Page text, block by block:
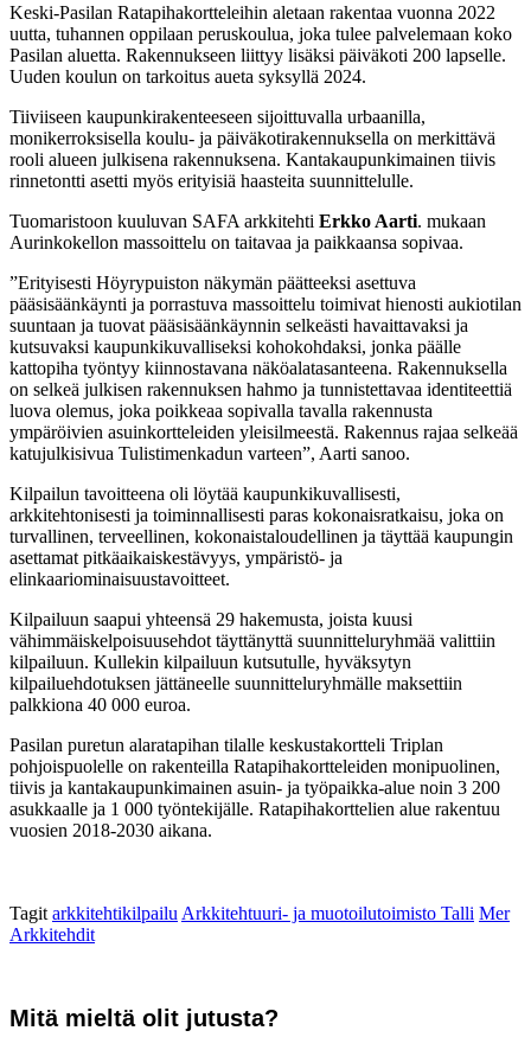
Keski-Pasilan Ratapihakortteleihin aletaan rakentaa vuonna 2022
uutta, tuhannen oppilaan peruskoulua, joka tulee palvelemaan koko
Pasilan aluetta. Rakennukseen liittyy lisäksi päiväkoti 200 lapselle.
Uuden koulun on tarkoitus aueta syksyllä 2024.
Tiiviiseen kaupunkirakenteeseen sijoittuvalla urbaanilla,
monikerroksisella koulu- ja päiväkotirakennuksella on merkittävä
rooli alueen julkisena rakennuksena. Kantakaupunkimainen tiivis
rinnetontti asetti myös erityisiä haasteita suunnittelulle.
Tuomaristoon kuuluvan SAFA arkkitehti Erkko Aarti. mukaan
Aurinkokellon massoittelu on taitavaa ja paikkaansa sopivaa.
”Erityisesti Höyrypuiston näkymän päätteeksi asettuva
pääsisäänkäynti ja porrastuva massoittelu toimivat hienosti aukiotilan
suuntaan ja tuovat pääsisäänkäynnin selkeästi havaittavaksi ja
kutsuvaksi kaupunkikuvalliseksi kohokohdaksi, jonka päälle
kattopiha työntyy kiinnostavana näköalatasanteena. Rakennuksella
on selkeä julkisen rakennuksen hahmo ja tunnistettavaa identiteettiä
luova olemus, joka poikkeaa sopivalla tavalla rakennusta
ympäröivien asuinkortteleiden yleisilmeestä. Rakennus rajaa selkeää
katujulkisivua Tulistimenkadun varteen”, Aarti sanoo.
Kilpailun tavoitteena oli löytää kaupunkikuvallisesti,
arkkitehtonisesti ja toiminnallisesti paras kokonaisratkaisu, joka on
turvallinen, terveellinen, kokonaistaloudellinen ja täyttää kaupungin
asettamat pitkäaikaiskestävyys, ympäristö- ja
elinkaariominaisuustavoitteet.
Kilpailuun saapui yhteensä 29 hakemusta, joista kuusi
vähimmäiskelpoisuusehdot täyttänyttä suunnitteluryhmää valittiin
kilpailuun. Kullekin kilpailuun kutsutulle, hyväksytyn
kilpailuehdotuksen jättäneelle suunnitteluryhmälle maksettiin
palkkiona 40 000 euroa.
Pasilan puretun alaratapihan tilalle keskustakortteli Triplan
pohjoispuolelle on rakenteilla Ratapihakortteleiden monipuolinen,
tiivis ja kantakaupunkimainen asuin- ja työpaikka-alue noin 3 200
asukkaalle ja 1 000 työntekijälle. Ratapihakorttelien alue rakentuu
vuosien 2018-2030 aikana.
Tagit arkkitehtikilpailu Arkkitehtuuri- ja muotoilutoimisto Talli Mer
Arkkitehdit
Mitä mieltä olit jutusta?